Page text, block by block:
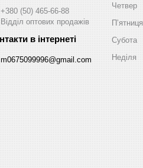
+380 (50) 465-66-88
Відділ оптових продажів
m0675099996@gmail.com
Четвер
Пʼятниця
Субота
Неділя